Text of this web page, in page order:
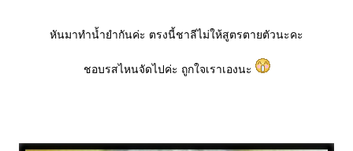
หันมาทำน้ำยำกันค่ะ ตรงนี้ชาลีไม่ให้สูตรตายตัวนะคะ
ชอบรสไหนจัดไปค่ะ ถูกใจเราเองนะ